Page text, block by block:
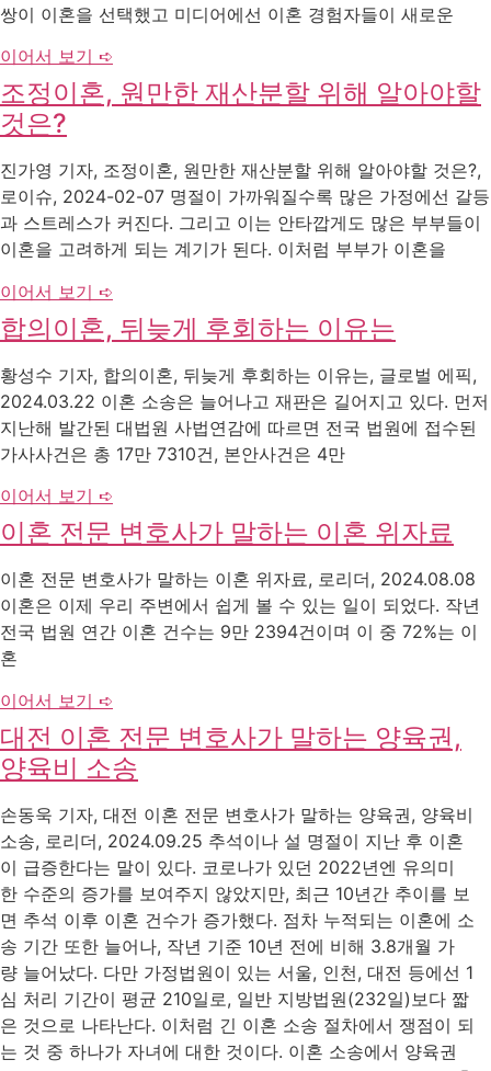
쌍이 이혼을 선택했고 미디어에선 이혼 경험자들이 새로운
이어서 보기 ➪
조정이혼, 원만한 재산분할 위해 알아야할
것은?
진가영 기자, 조정이혼, 원만한 재산분할 위해 알아야할 것은?,
로이슈, 2024-02-07 명절이 가까워질수록 많은 가정에선 갈등
과 스트레스가 커진다. 그리고 이는 안타깝게도 많은 부부들이
이혼을 고려하게 되는 계기가 된다. 이처럼 부부가 이혼을
이어서 보기 ➪
합의이혼, 뒤늦게 후회하는 이유는
황성수 기자, 합의이혼, 뒤늦게 후회하는 이유는, 글로벌 에픽,
2024.03.22 이혼 소송은 늘어나고 재판은 길어지고 있다. 먼저
지난해 발간된 대법원 사법연감에 따르면 전국 법원에 접수된
가사사건은 총 17만 7310건, 본안사건은 4만
이어서 보기 ➪
이혼 전문 변호사가 말하는 이혼 위자료
이혼 전문 변호사가 말하는 이혼 위자료, 로리더, 2024.08.08
이혼은 이제 우리 주변에서 쉽게 볼 수 있는 일이 되었다. 작년
전국 법원 연간 이혼 건수는 9만 2394건이며 이 중 72%는 이
혼
이어서 보기 ➪
대전 이혼 전문 변호사가 말하는 양육권,
양육비 소송
손동욱 기자, 대전 이혼 전문 변호사가 말하는 양육권, 양육비
소송, 로리더, 2024.09.25 추석이나 설 명절이 지난 후 이혼
이 급증한다는 말이 있다. 코로나가 있던 2022년엔 유의미
한 수준의 증가를 보여주지 않았지만, 최근 10년간 추이를 보
면 추석 이후 이혼 건수가 증가했다. 점차 누적되는 이혼에 소
송 기간 또한 늘어나, 작년 기준 10년 전에 비해 3.8개월 가
량 늘어났다. 다만 가정법원이 있는 서울, 인천, 대전 등에선 1
심 처리 기간이 평균 210일로, 일반 지방법원(232일)보다 짧
은 것으로 나타난다. 이처럼 긴 이혼 소송 절차에서 쟁점이 되
는 것 중 하나가 자녀에 대한 것이다. 이혼 소송에서 양육권